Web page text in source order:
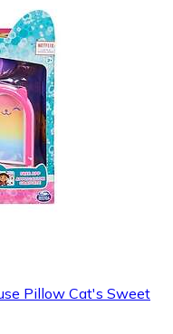
Pillow Cat's Sweet